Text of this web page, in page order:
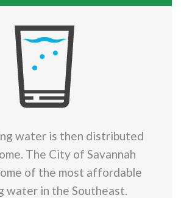
water is then distributed
The City of Savannah
of the most affordable
water in the Southeast.